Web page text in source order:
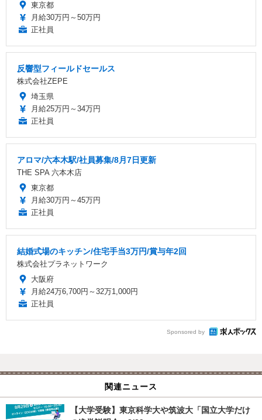
東京都
月給30万円～50万円
正社員
反響型フィールドセールス
株式会社ZEPE
埼玉県
月給25万円～34万円
正社員
アロマ/六本木駅/社員募集/8月7日更新
THE SPA 六本木店
東京都
月給30万円～45万円
正社員
結婚式場のキッチン/住宅手当3万円/賞与年2回
株式会社プラネットワーク
大阪府
月給24万6,700円～32万1,000円
正社員
Sponsored by
関連ニュース
【大学受験】東京科学大や筑波大「国立大学だけ